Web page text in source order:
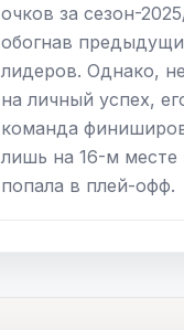
очков за сезон-
обогнав
лидеров. Однако,
на личный успех,
команда
лишь на 16-м месте
попала в плей-офф.